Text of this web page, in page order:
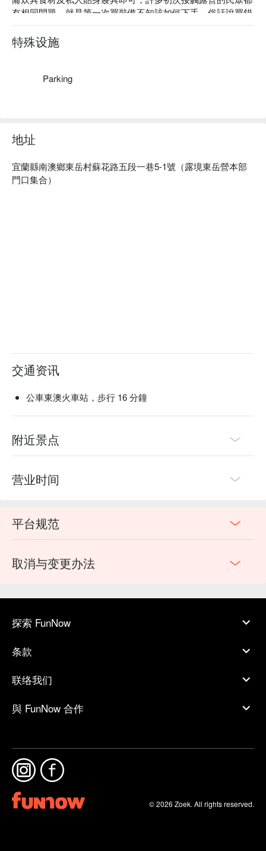
為何時何地遺失，又因露友退場至工作人員實際執行清理工作
友及露友請自行嚴加保管自身的物品，離場時請再三確認自身
物品有無帶上，萬分感謝！
尋「露境東岳」）
教學語言 ：中文
外責任險
【駕駛前 － 安全須知】
確實穿戴安全帽及相關護具
3. 駕駛前請勿飲酒或服用任何藥物
4. 有心臟病、高血壓、糖尿病、癲癇等病史及孕婦或殘疾
人士等不適合騎乘者請勿報名參加
5. 請聽從教練行前說明越野車「操作方法」方能駕駛
5. 嚴禁同伴間相互競速、飆沙等危險舉動產生
6. 請勿往海中行駛以免發生危險
成遊程
音干擾其他遊客
10. 無論有無騎乘越野車經驗，皆須聽從教練指示
持約 2 車以上之安全距離
12. 若車輛與人員有任何狀況，請停止並待教練接手處理
14. 如違反上述規定而危及自身及遊客安全，請遊客自行負
責
16. 若不依規定或帶隊教練指示配戴安全帽等相關護具者，
天氣影響：如有天氣不佳、颱風警報、路況問題等狀況而
取消體驗，將 100 % 退款；如當天已著裝出團，中途因天
候因素取消活動，將退回 50 % 費用
活動成行
晚將於出發日 3 天前通知改期或全額退費
有相同問題，就是第一次買裝備不知該如何下手，俗話說買錯
的最貴，因此露境東岳提供了多種帳型可供選，,且不定期更
新帳篷，讓新手可以親身體驗後更加確定自己適合的是甚麼樣
類型的帳棚及設備！
特殊设施
Parking
地址
宜蘭縣南澳鄉東岳村蘇花路五段一巷5-1號（露境東岳營本部
門口集合）
交通资讯
公車東澳火車站，步行 16 分鐘
附近景点
营业时间
平台规范
取消与变更办法
探索 FunNow
条款
联络我们
與 FunNow 合作
© 2026 Zoek. All rights reserved.